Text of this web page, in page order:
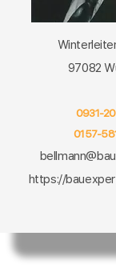
97082
0931-
0157-
https://